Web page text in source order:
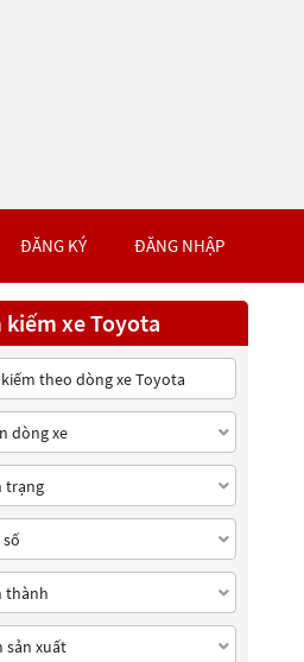
ĐĂNG KÝ ĐĂNG NHẬP
kiếm xe Toyota